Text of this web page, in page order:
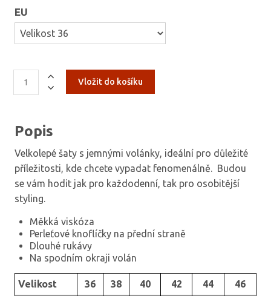
EU
Popis
Velkolepé šaty s jemnými volánky, ideální pro důležité
příležitosti, kde chcete vypadat fenomenálně. Budou
se vám hodit jak pro každodenní, tak pro osobitější
styling.
Měkká viskóza
Perleťové knoflíčky na přední straně
Dlouhé rukávy
Na spodním okraji volán
Velikost 36 38 40 42 44
46